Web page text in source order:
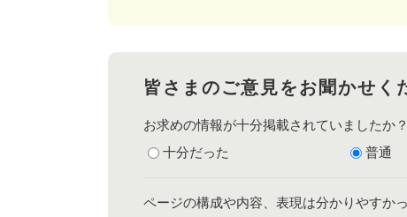
皆さまのご意見をお聞かせく
お求めの情報が十分掲載されていましたか？
十分だった
普通
ページの構成や内容、表現は分かりやすか